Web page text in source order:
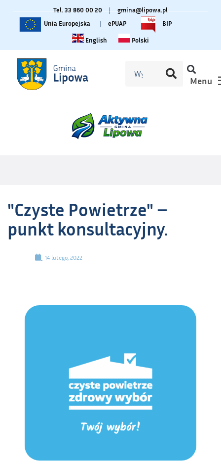
Tel. 33 860 00 20 |
gmina@lipowa.pl
Unia Europejska
| ePUAP
BIP
Change language to English
English Zmiana języka na polski
Polski
Menu
"Czyste Powietrze" –
punkt konsultacyjny.
14 lutego, 2022